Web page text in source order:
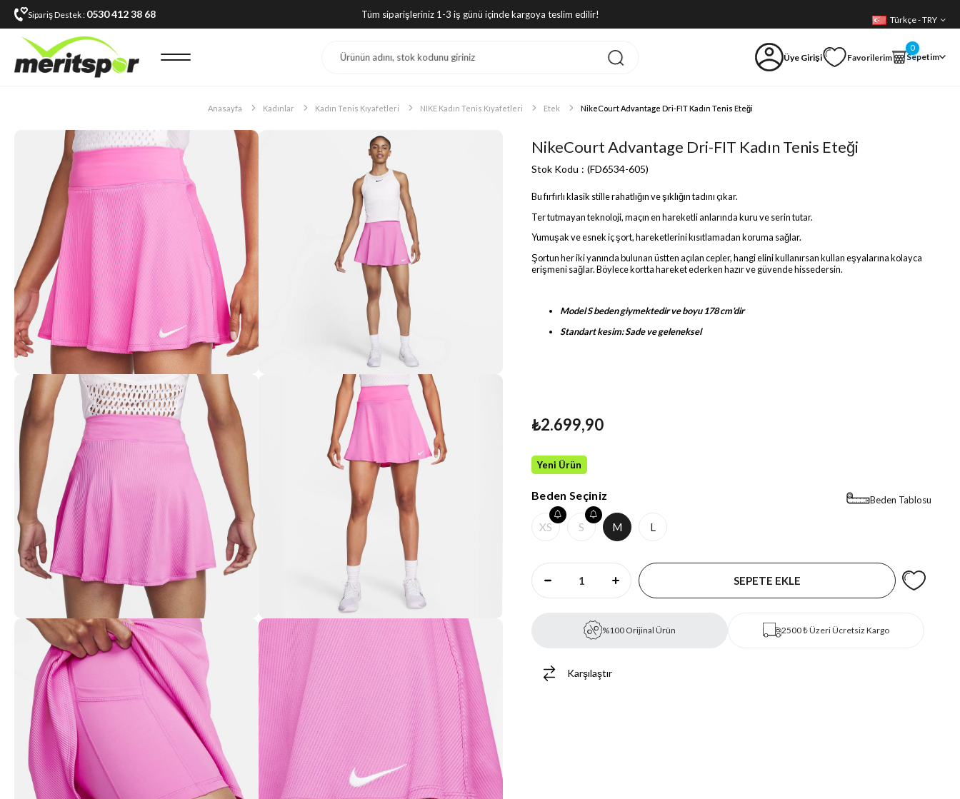
Sipariş Destek : 0530 412 38 68 Tüm siparişleriniz 1-3 iş günü içinde kargoya teslim edilir! Türkçe - TRY
Üye Girişi Favorilerim Sepetim
0
Anasayfa Kadınlar Kadın Tenis Kıyafetleri NIKE Kadın Tenis Kıyafetleri Etek NikeCourt Advantage Dri-FIT Kadın Tenis Eteği
NikeCourt Advantage Dri-FIT Kadın Tenis Eteği
Stok Kodu (FD6534-605)
Bu fırfırlı klasik stille rahatlığın ve şıklığın tadını çıkar.
Ter tutmayan teknoloji, maçın en hareketli anlarında kuru ve serin tutar.
Yumuşak ve esnek iç şort, hareketlerini kısıtlamadan koruma sağlar.
Şortun her iki yanında bulunan üstten açılan cepler, hangi elini kullanırsan kullan eşyalarına kolayca
erişmeni sağlar. Böylece kortta hareket ederken hazır ve güvende hissedersin.
Model S beden giymektedir ve boyu 178 cm'dir
Standart kesim: Sade ve geleneksel
₺2.699,90
Yeni Ürün
Beden Tablosu
Beden Seçiniz
XS S M L
%100 Orijinal Ürün 2500 ₺ Üzeri Ücretsiz Kargo
Karşılaştır